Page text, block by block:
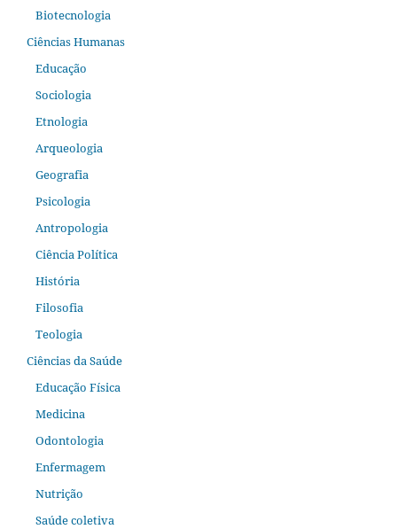
Biotecnologia
Ciências Humanas
Educação
Sociologia
Etnologia
Arqueologia
Geografia
Psicologia
Antropologia
Ciência Política
História
Filosofia
Teologia
Ciências da Saúde
Educação Física
Medicina
Odontologia
Enfermagem
Nutrição
Saúde coletiva